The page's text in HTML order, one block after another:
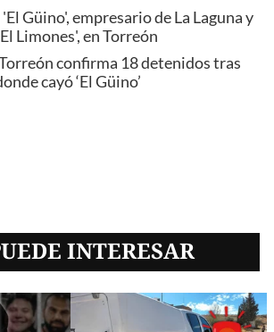
Güino', empresario de La Laguna y
Limones', en Torreón
confirma 18 detenidos tras
cayó ‘El Güino’
INTERESAR